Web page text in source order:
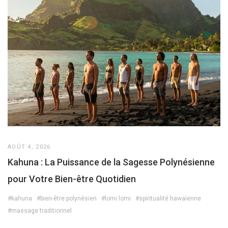
AOÛT 4, 2026
Kahuna : La Puissance de la Sagesse Polynésienne
pour Votre Bien-être Quotidien
#kahuna #bien-être polynésien #lomi lomi
#spiritualité hawaïenne
#massage traditionnel